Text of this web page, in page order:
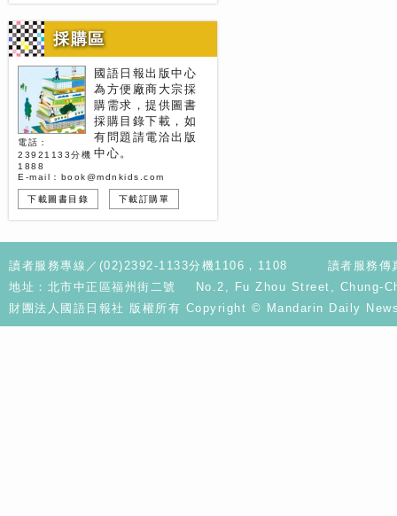
採購區
國語日報出版中心
為方便廠商大宗採
購需求，提供圖書
採購目錄下載，如
有問題請電洽出版
中心。
電話：
23921133分機
1888
E-mail：book@mdnkids.com
下載圖書目錄 下載訂購單
讀者服務專線／(02)2392-1133分機1106，1108
讀者服務
地址：北市中正區福州街二號 No.2, Fu Zhou Street, Chung-
財團法人國語日報社 版權所有 Copyright © Mandarin Daily